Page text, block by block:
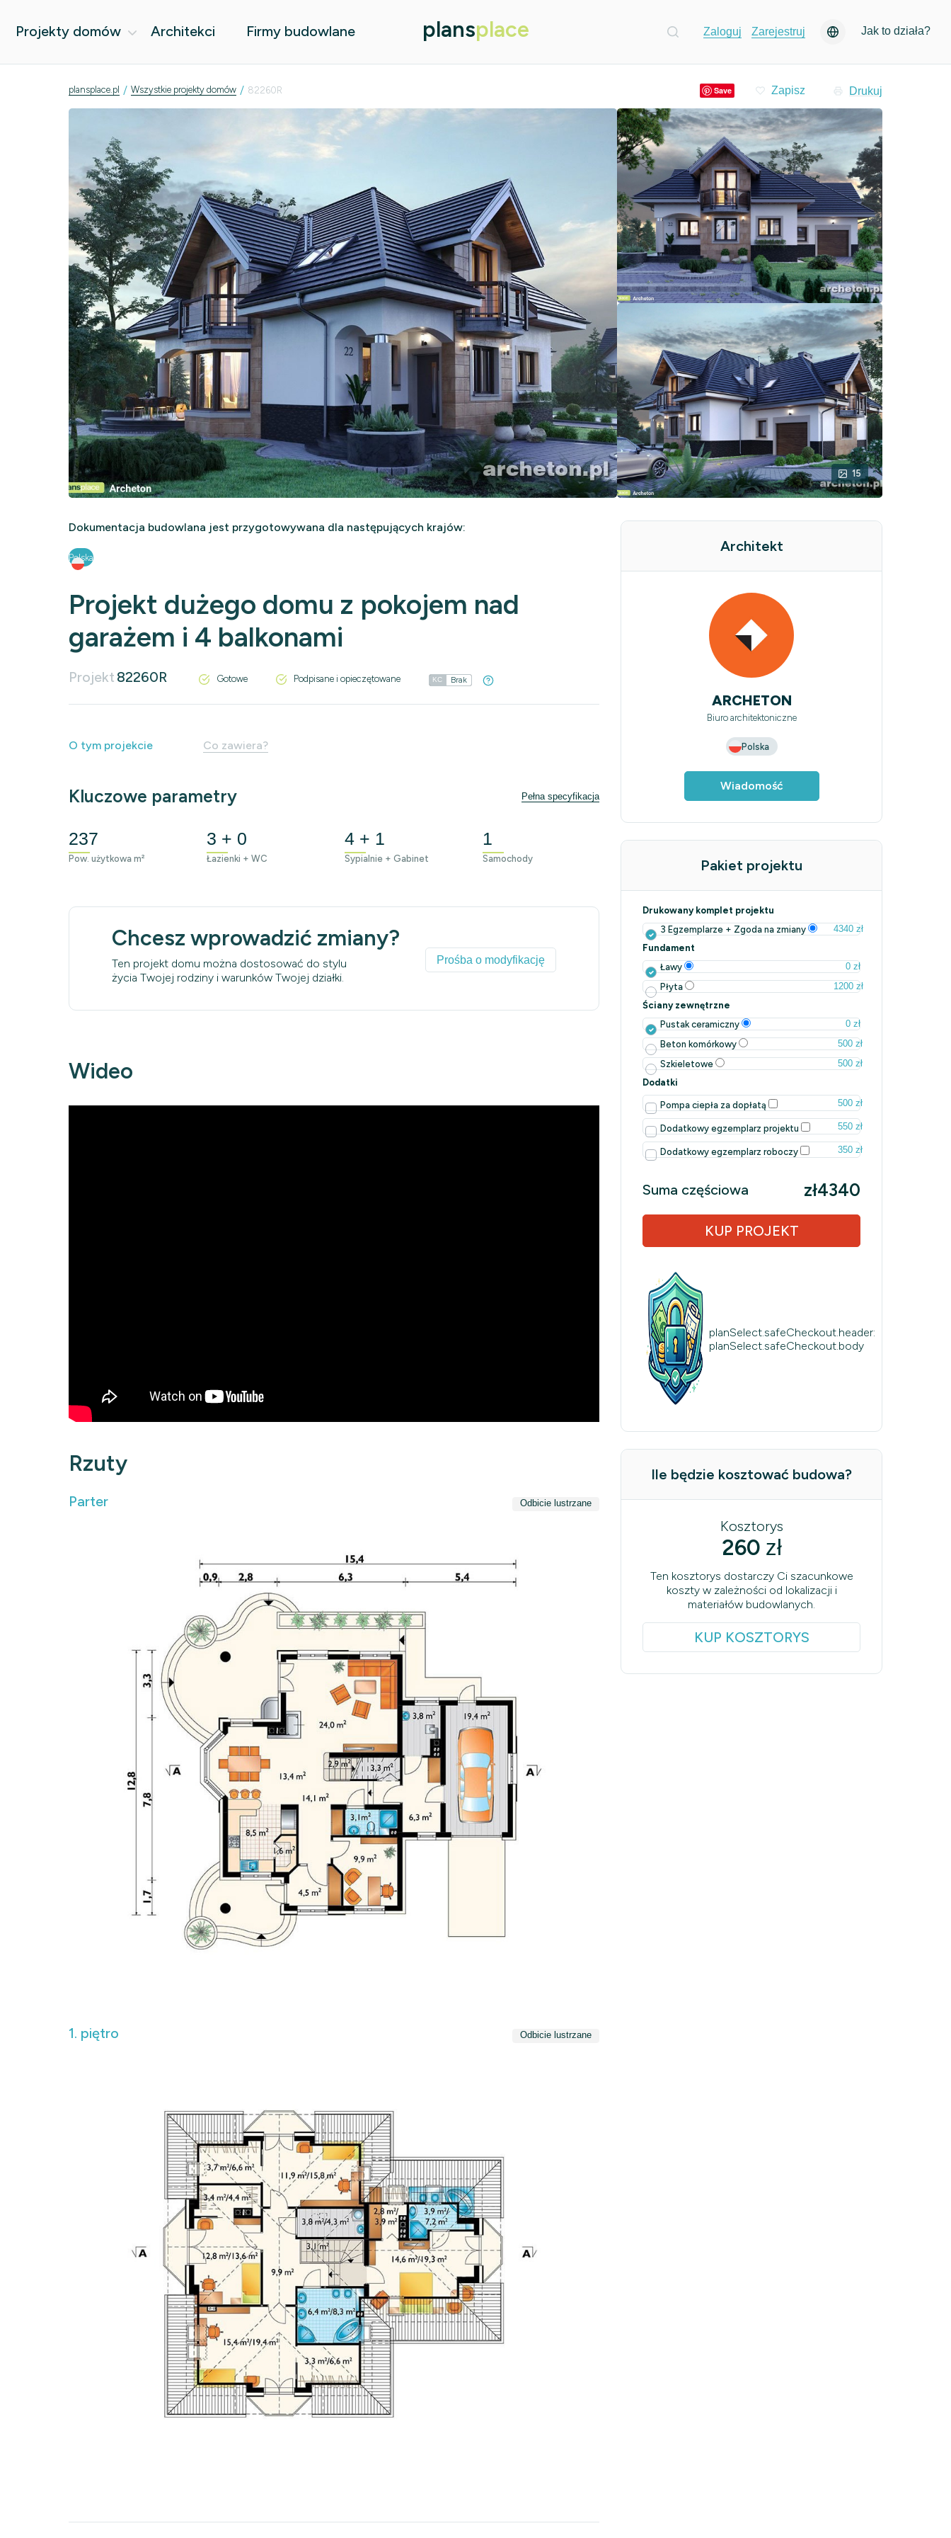
Projekty domów Architekci Firmy budowlane plansplace Zaloguj Zarejestruj Jak to działa?
plansplace.pl / Wszystkie projekty domów / 82260R Save Drukuj
15
Dokumentacja budowlana jest przygotowywana dla następujących krajów:
Polska
Projekt dużego domu z pokojem nad
garażem i 4 balkonami
Projekt 82260R Gotowe Podpisane i opieczętowane KC Brak
O tym projekcie Co zawiera?
Kluczowe parametry Pełna specyfikacja
237
Pow. użytkowa m²
3 + 0
Łazienki + WC
4 + 1
Sypialnie + Gabinet
1
Samochody
Chcesz wprowadzić zmiany?
Ten projekt domu można dostosować do stylu
życia Twojej rodziny i warunków Twojej działki.
Prośba o modyfikację
Wideo
Rzuty
Parter Odbicie lustrzane
1. piętro Odbicie lustrzane
Architekt
ARCHETON
Biuro architektoniczne
Polska
Wiadomość
Pakiet projektu
Drukowany komplet projektu
3 Egzemplarze + Zgoda na zmiany
4340 zł
Fundament
Ławy
0 zł
Płyta
1200 zł
Ściany zewnętrzne
Pustak ceramiczny
0 zł
Beton komórkowy
500 zł
Szkieletowe
500 zł
Dodatki
Pompa ciepła za dopłatą 500 zł
Dodatkowy egzemplarz projektu 550 zł
Dodatkowy egzemplarz roboczy 350 zł
Suma częściowa zł4340
KUP PROJEKT
planSelect.safeCheckout.header:
planSelect.safeCheckout.body
Ile będzie kosztować budowa?
Kosztorys
260 zł
Ten kosztorys dostarczy Ci szacunkowe
koszty w zależności od lokalizacji i
materiałów budowlanych.
KUP KOSZTORYS